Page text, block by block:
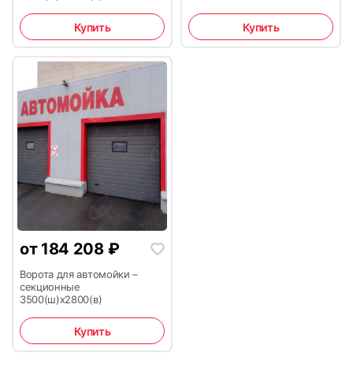
Купить Купить
от 184 208 ₽
Ворота для автомойки –
секционные
3500(ш)х2800(в)
Купить